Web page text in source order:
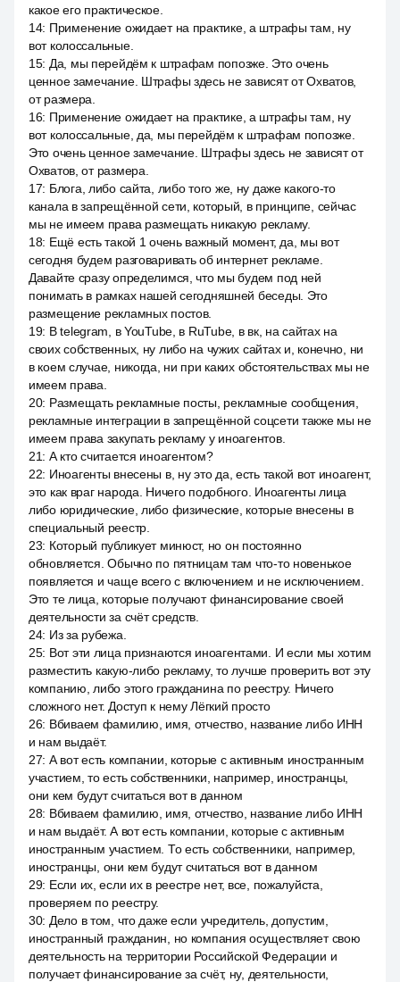
какое его практическое.
14: Применение ожидает на практике, а штрафы там, ну
вот колоссальные.
15: Да, мы перейдём к штрафам попозже. Это очень
ценное замечание. Штрафы здесь не зависят от Охватов,
от размера.
16: Применение ожидает на практике, а штрафы там, ну
вот колоссальные, да, мы перейдём к штрафам попозже.
Это очень ценное замечание. Штрафы здесь не зависят от
Охватов, от размера.
17: Блога, либо сайта, либо того же, ну даже какого-то
канала в запрещённой сети, который, в принципе, сейчас
мы не имеем права размещать никакую рекламу.
18: Ещё есть такой 1 очень важный момент, да, мы вот
сегодня будем разговаривать об интернет рекламе.
Давайте сразу определимся, что мы будем под ней
понимать в рамках нашей сегодняшней беседы. Это
размещение рекламных постов.
19: В telegram, в YouTube, в RuTube, в вк, на сайтах на
своих собственных, ну либо на чужих сайтах и, конечно, ни
в коем случае, никогда, ни при каких обстоятельствах мы не
имеем права.
20: Размещать рекламные посты, рекламные сообщения,
рекламные интеграции в запрещённой соцсети также мы не
имеем права закупать рекламу у иноагентов.
21: А кто считается иноагентом?
22: Иноагенты внесены в, ну это да, есть такой вот иноагент,
это как враг народа. Ничего подобного. Иноагенты лица
либо юридические, либо физические, которые внесены в
специальный реестр.
23: Который публикует минюст, но он постоянно
обновляется. Обычно по пятницам там что-то новенькое
появляется и чаще всего с включением и не исключением.
Это те лица, которые получают финансирование своей
деятельности за счёт средств.
24: Из за рубежа.
25: Вот эти лица признаются иноагентами. И если мы хотим
разместить какую-либо рекламу, то лучше проверить вот эту
компанию, либо этого гражданина по реестру. Ничего
сложного нет. Доступ к нему Лёгкий просто
26: Вбиваем фамилию, имя, отчество, название либо ИНН
и нам выдаёт.
27: А вот есть компании, которые с активным иностранным
участием, то есть собственники, например, иностранцы,
они кем будут считаться вот в данном
28: Вбиваем фамилию, имя, отчество, название либо ИНН
и нам выдаёт. А вот есть компании, которые с активным
иностранным участием. То есть собственники, например,
иностранцы, они кем будут считаться вот в данном
29: Если их, если их в реестре нет, все, пожалуйста,
проверяем по реестру.
30: Дело в том, что даже если учредитель, допустим,
иностранный гражданин, но компания осуществляет свою
деятельность на территории Российской Федерации и
получает финансирование за счёт, ну, деятельности,